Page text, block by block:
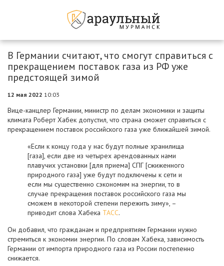
В Германии считают, что смогут справиться с
прекращением поставок газа из РФ уже
предстоящей зимой
12 мая 2022 10:03
Вице-канцлер Германии, министр по делам экономики и защиты
климата Роберт Хабек допустил, что страна сможет справиться с
прекращением поставок российского газа уже ближайшей зимой.
«Если к концу года у нас будут полные хранилища
[газа], если две из четырех арендованных нами
плавучих установки [для приема] СПГ [сжиженного
природного газа] уже будут подключены к сети и
если мы существенно сэкономим на энергии, то в
случае прекращения поставок российского газа мы
сможем в некоторой степени пережить зиму», –
приводит слова Хабека ТАСС.
Он добавил, что гражданам и предприятиям Германии нужно
стремиться к экономии энергии. По словам Хабека, зависимость
Германии от импорта природного газа из России постепенно
снижается.